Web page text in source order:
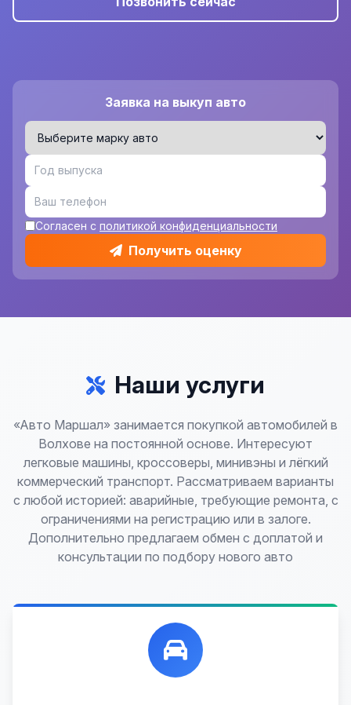
Заявка на выкуп авто
Согласен с политикой конфиденциальности
Получить оценку
Наши услуги
«Авто Маршал» занимается покупкой автомобилей в
Волхове на постоянной основе. Интересуют
легковые машины, кроссоверы, минивэны и лёгкий
коммерческий транспорт. Рассматриваем варианты
с любой историей: аварийные, требующие ремонта, с
ограничениями на регистрацию или в залоге.
Дополнительно предлагаем обмен с доплатой и
консультации по подбору нового авто
Лучшие предложения по выкупу автомобилей,
любых:
Кредитные